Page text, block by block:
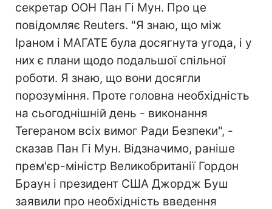
секретар ООН Пан Гі Мун. Про це
повідомляє Reuters. "Я знаю, що між
Іраном і МАГАТЕ була досягнута угода, і у
них є плани щодо подальшої спільної
роботи. Я знаю, що вони досягли
порозуміння. Проте головна необхідність
на сьогоднішній день - виконання
Тегераном всіх вимог Ради Безпеки", -
сказав Пан Гі Мун. Відзначимо, раніше
прем'єр-міністр Великобританії Гордон
Браун і президент США Джордж Буш
заявили про необхідність введення